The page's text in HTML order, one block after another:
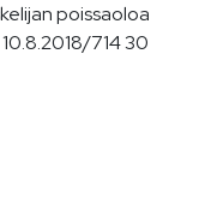
poissaoloa
714 30